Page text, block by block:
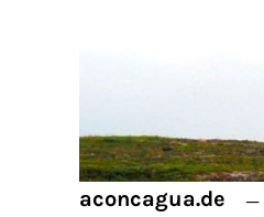
aconcagua.de